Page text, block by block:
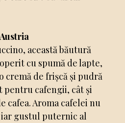
această băutură
cu spumă de lapte,
cremă de frișcă și pudră
pentru cafengii, cât și
cafea. Aroma cafelei nu
gustul puternic al